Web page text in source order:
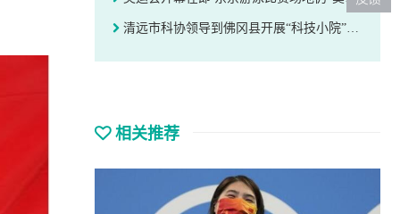
清远市科协领导到佛冈县开展“科技小院”选点及科普教育基地调研
相关推荐